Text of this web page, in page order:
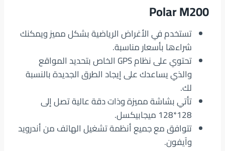
Polar M200
تستخدم في الأغراض الرياضية بشكل مميز ويمكنك
شراءها بأسعار مناسبة.
تحتوي على نظام GPS الخاص بتحديد المواقع
والذي يساعدك على إيجاد الطرق الجديدة بالنسبة
لك.
تأتي بشاشة مميزة وذات دقة عالية تصل إلى
128*128 ميجابيكسل.
تتوافق مع جميع أنظمة تشغيل الهاتف من أندرويد
وآيفون.